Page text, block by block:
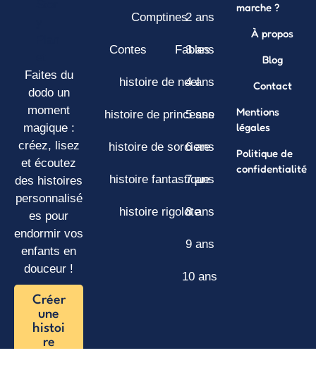
Faites du
dodo un
moment
magique :
créez, lisez
et écoutez
des histoires
personnalisé
es pour
endormir vos
enfants en
douceur !
Créer
une
histoi
re
Comptines
Contes Fables
histoire de noel
histoire de princesse
histoire de sorciere
histoire fantastique
histoire rigolote
2 ans
3 ans
4 ans
5 ans
6 ans
7 ans
8 ans
9 ans
10 ans
marche ?
À propos
Blog
Contact
Mentions
légales
Politique de
confidentialité